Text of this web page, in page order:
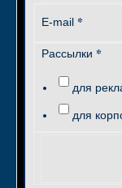
E-mail *
Рассылки *
для
для